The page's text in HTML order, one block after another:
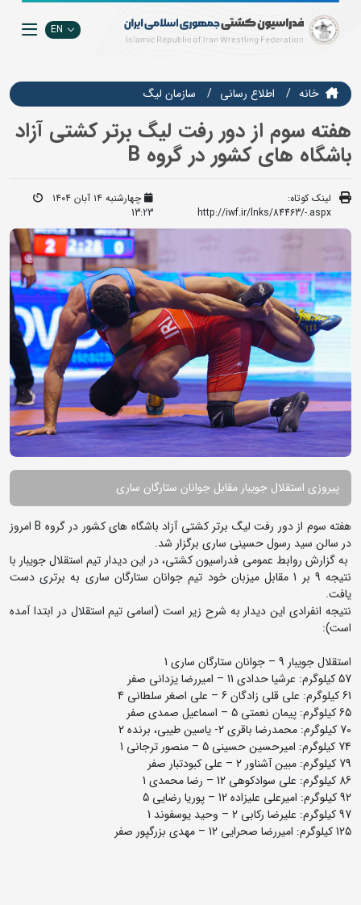
EN
خانه اطلاع رسانی سازمان ليگ
هفته سوم از دور رفت لیگ برتر کشتی آزاد
باشگاه های کشور در گروه B
لینک کوتاه:
http://iwf.ir/lnks/84463/-.aspx
چهارشنبه ۱۴ آبان ۱۴۰۴
13:23
پیروزی استقلال جویبار مقابل جوانان ستارگان ساری
هفته سوم از دور رفت لیگ برتر کشتی آزاد باشگاه های کشور در گروه B امروز
در سالن سید رسول حسینی ساری برگزار شد.
به گزارش روابط عمومی فدراسیون کشتی، در این دیدار تیم استقلال جویبار با
نتیجه 9 بر 1 مقابل میزبان خود تیم جوانان ستارگان ساری به برتری دست
یافت.
نتیجه انفرادی این دیدار به شرح زیر است (اسامی تیم استقلال در ابتدا آمده
است):
استقلال جویبار 9 – جوانان ستارگان ساری 1
57 کیلوگرم: عرشیا حدادی 11 – امیررضا یزدانی صفر
61 کیلوگرم: علی قلی زادگان 6 – علی اصغر سلطانی 4
65 کیلوگرم: پیمان نعمتی 5 – اسماعیل صمدی صفر
70 کیلوگرم: محمدرضا باقری 2- یاسین طیبی، برنده 2
74 کیلوگرم: امیرحسین حسینی 5 – منصور ترجانی 1
79 کیلوگرم: مبین آشناور 2 – علی کبودتبار صفر
86 کیلوگرم: علی سوادکوهی 12 – رضا محمدی 1
92 کیلوگرم: امیرعلی علیزاده 12 – پوریا رضایی 5
97 کیلوگرم: علیرضا رکابی 2 – وحید یوسفوند 1
125 کیلوگرم: امیررضا صحرایی 12 – مهدی بزرگپور صفر